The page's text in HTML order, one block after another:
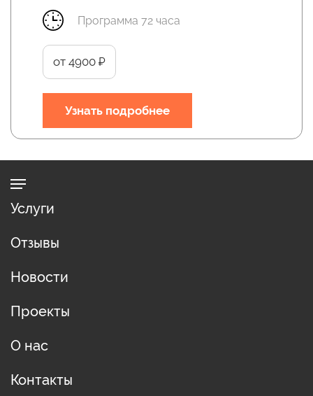
Программа 72 часа
от 4900 ₽
Узнать подробнее
Услуги
Отзывы
Новости
Проекты
О нас
Контакты